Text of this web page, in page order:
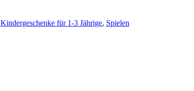
Kindergeschenke für 1-3 Jährige, Spielen